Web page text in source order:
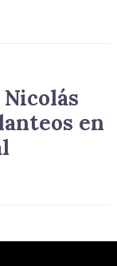
Nicolás
en